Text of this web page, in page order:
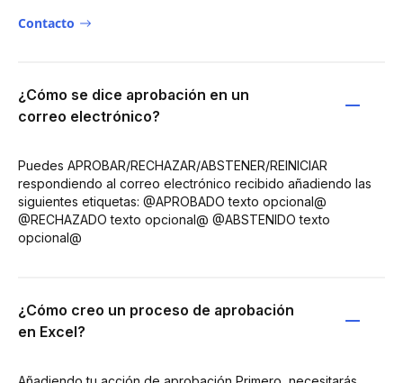
Contacto
¿Cómo se dice aprobación en un
correo electrónico?
Puedes APROBAR/RECHAZAR/ABSTENER/REINICIAR
respondiendo al correo electrónico recibido añadiendo las
siguientes etiquetas: @APROBADO texto opcional@
@RECHAZADO texto opcional@ @ABSTENIDO texto
opcional@
¿Cómo creo un proceso de aprobación
en Excel?